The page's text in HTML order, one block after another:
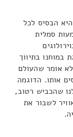
הבסיס לכל
סמלית
במוחנו בתיווך
אומר שהעולם
אותו. הדוגמה
שהכביש רטוב,
לשבור את